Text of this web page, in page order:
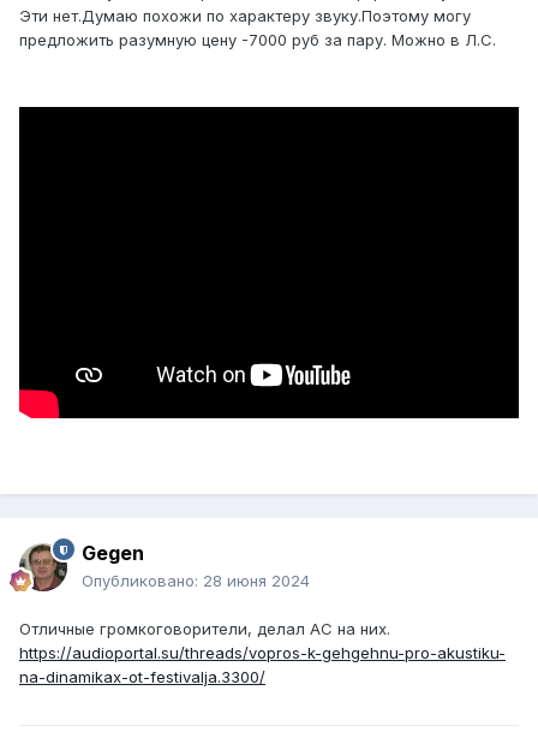
Эти нет.Думаю похожи по характеру звуку.Поэтому могу
предложить разумную цену -7000 руб за пару. Можно в Л.С.
Gegen
Опубликовано: 28 июня 2024
Отличные громкоговорители, делал АС на них.
https://audioportal.su/threads/vopros-k-gehgehnu-pro-akustiku-
na-dinamikax-ot-festivalja.3300/